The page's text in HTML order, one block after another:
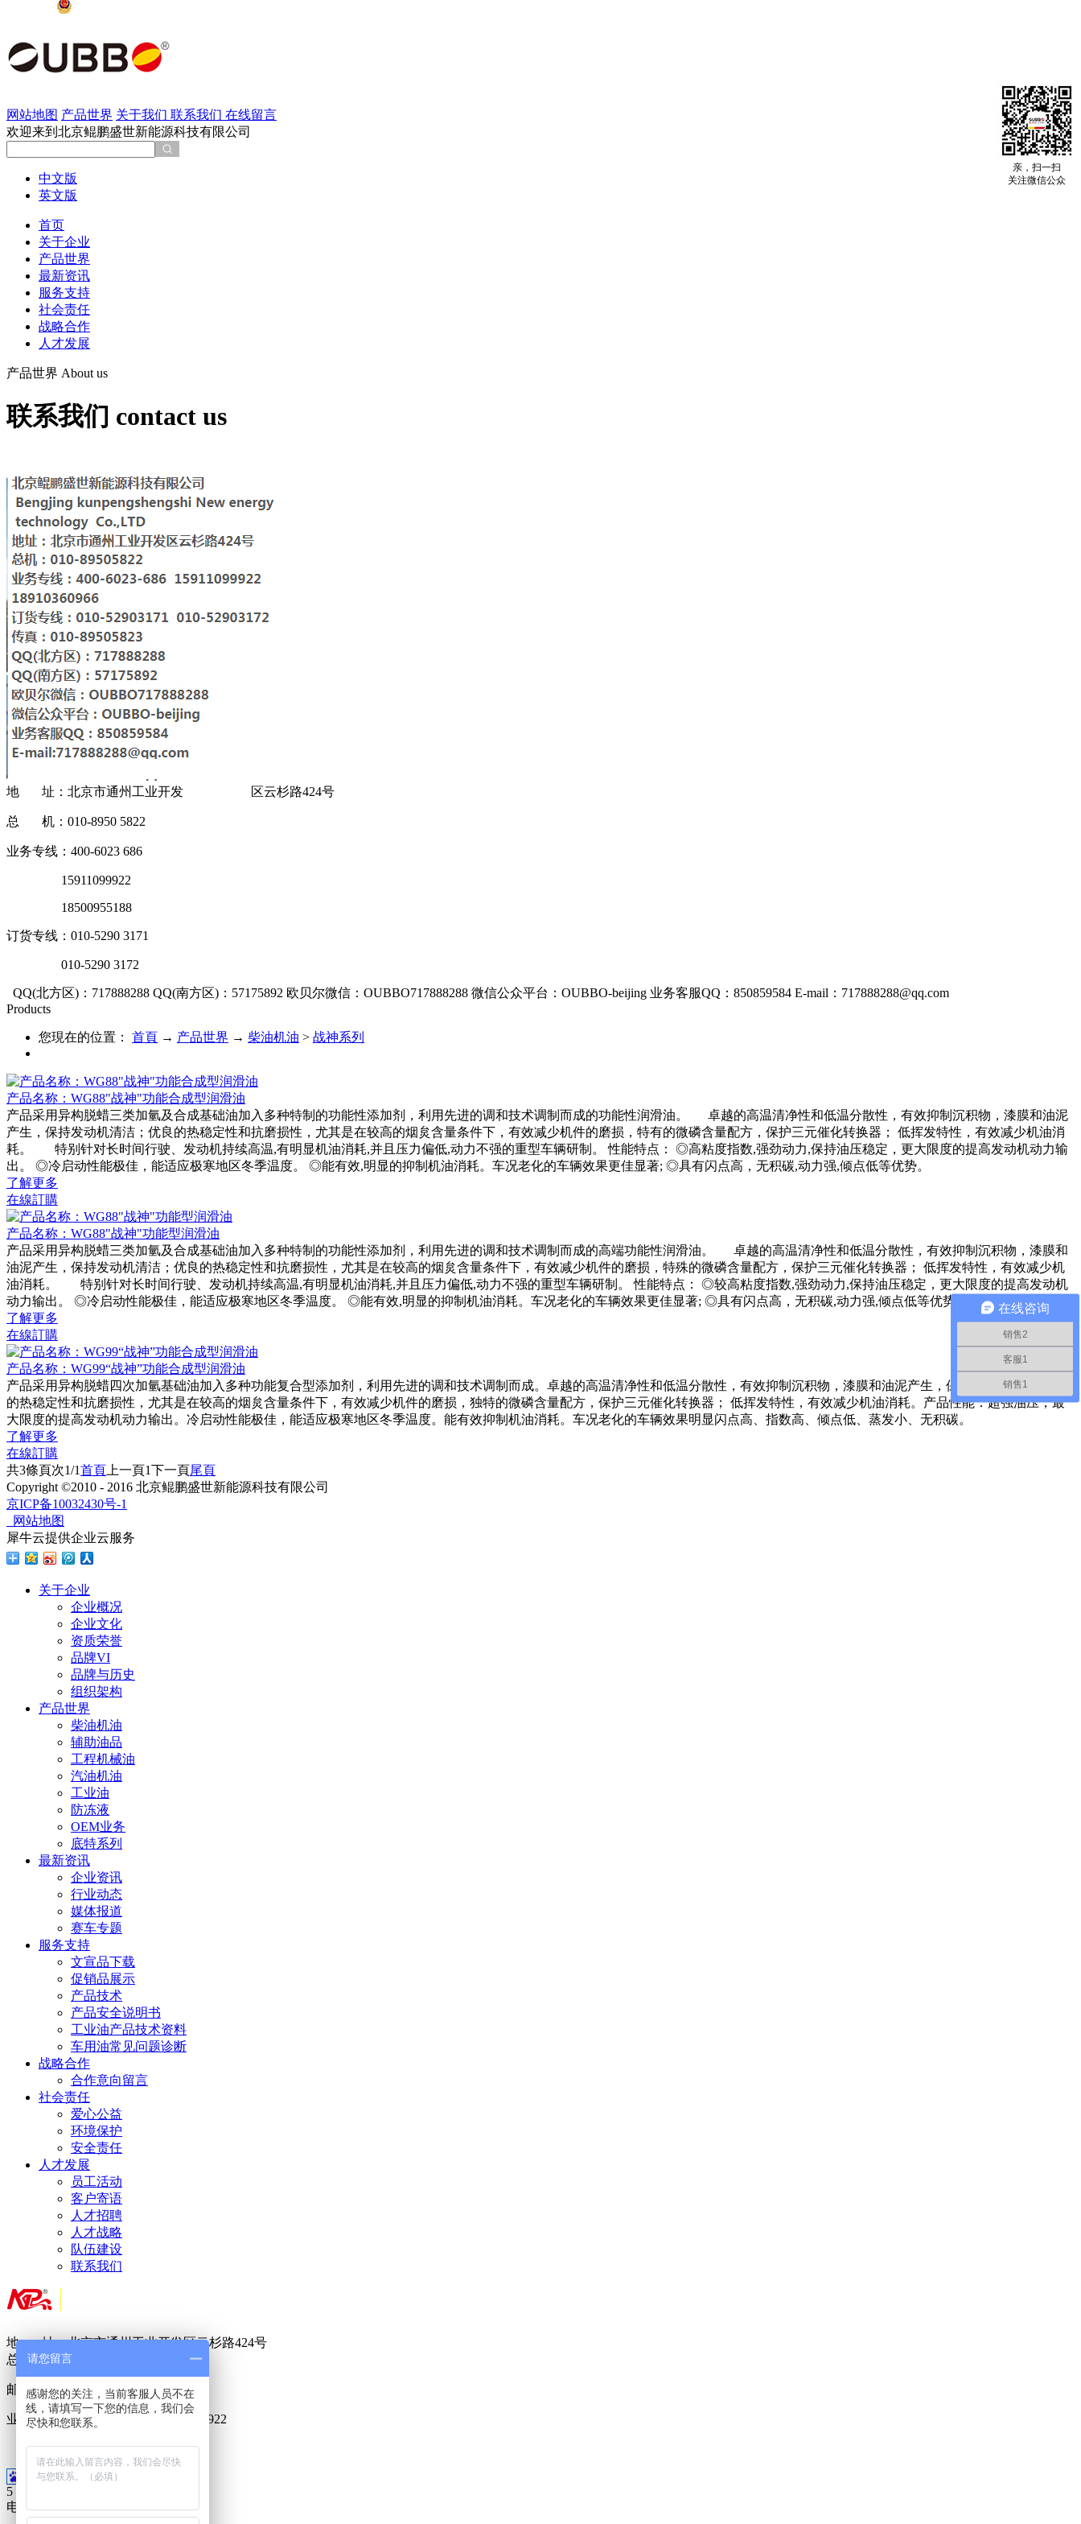
网站地图 产品世界 关于我们 联系我们 在线留言
欢迎来到北京鲲鹏盛世新能源科技有限公司
中文版
英文版
首页
关于企业
产品世界
最新资讯
服务支持
社会责任
战略合作
人才发展
产品世界 About us
联系我们 contact us
地 址：北京市通州工业开发 区云杉路424号
总 机：010-8950 5822
业务专线：400-6023 686
15911099922
18500955188
订货专线：010-5290 3171
010-5290 3172
QQ(北方区)：717888288 QQ(南方区)：57175892 欧贝尔微信：OUBBO717888288 微信公众平台：OUBBO-beijing 业务客服QQ：850859584 E-mail： 717888288@qq.com
Products
您現在的位置： 首頁 → 产品世界 → 柴油机油 > 战神系列
产品名称：WG88"战神"功能合成型润滑油
产品采用异构脱蜡三类加氫及合成基础油加入多种特制的功能性添加剂，利用先进的调和技术调制而成的功能性润滑油。 卓越的高温清净性和低温分散性，有效抑制沉积物，漆膜和油泥
产生，保持发动机清洁；优良的热稳定性和抗磨损性，尤其是在较高的烟炱含量条件下，有效减少机件的磨损，特有的微磷含量配方，保护三元催化转换器； 低挥发特性，有效减少机油消
耗。 特别针对长时间行驶、发动机持续高温,有明显机油消耗,并且压力偏低,动力不强的重型车辆研制。 性能特点： ◎高粘度指数,强劲动力,保持油压稳定，更大限度的提高发动机动力输
出。 ◎冷启动性能极佳，能适应极寒地区冬季温度。 ◎能有效,明显的抑制机油消耗。车况老化的车辆效果更佳显著; ◎具有闪点高，无积碳,动力强,倾点低等优势。
了解更多
在線訂購
产品名称：WG88"战神"功能型润滑油
产品采用异构脱蜡三类加氫及合成基础油加入多种特制的功能性添加剂，利用先进的调和技术调制而成的高端功能性润滑油。 卓越的高温清净性和低温分散性，有效抑制沉积物，漆膜和
油泥产生，保持发动机清洁；优良的热稳定性和抗磨损性，尤其是在较高的烟炱含量条件下，有效减少机件的磨损，特殊的微磷含量配方，保护三元催化转换器； 低挥发特性，有效减少机
油消耗。 特别针对长时间行驶、发动机持续高温,有明显机油消耗,并且压力偏低,动力不强的重型车辆研制。 性能特点： ◎较高粘度指数,强劲动力,保持油压稳定，更大限度的提高发动机
动力输出。 ◎冷启动性能极佳，能适应极寒地区冬季温度。 ◎能有效,明显的抑制机油消耗。车况老化的车辆效果更佳显著; ◎具有闪点高，无积碳,动力强,倾点低等优势。
了解更多
在線訂購
产品名称：WG99“战神”功能合成型润滑油
产品采用异构脱蜡四次加氫基础油加入多种功能复合型添加剂，利用先进的调和技术调制而成。卓越的高温清净性和低温分散性，有效抑制沉积物，漆膜和油泥产生，保持发动机清洁；优良
的热稳定性和抗磨损性，尤其是在较高的烟炱含量条件下，有效减少机件的磨损，独特的微磷含量配方，保护三元催化转换器； 低挥发特性，有效减少机油消耗。产品性能：超强油压，最
大限度的提高发动机动力输出。冷启动性能极佳，能适应极寒地区冬季温度。能有效抑制机油消耗。车况老化的车辆效果明显闪点高、指数高、倾点低、蒸发小、无积碳。
了解更多
在線訂購
共3條頁次1/1首頁 上一頁1下一頁尾頁
Copyright ©2010 - 2016 北京鲲鹏盛世新能源科技有限公司
京ICP备10032430号-1
网站地图
犀牛云提供企业云服务
关于企业
企业概况
企业文化
资质荣誉
品牌VI
品牌与历史
组织架构
产品世界
柴油机油
辅助油品
工程机械油
汽油机油
工业油
防冻液
OEM业务
底特系列
最新资讯
企业资讯
行业动态
媒体报道
赛车专题
服务支持
文宣品下载
促销品展示
产品技术
产品安全说明书
工业油产品技术资料
车用油常见问题诊断
战略合作
合作意向留言
社会责任
爱心公益
环境保护
安全责任
人才发展
员工活动
客户寄语
人才招聘
人才战略
队伍建设
联系我们
地 址：北京市通州工业开发区云杉路424号
总 机：010-
邮 箱：717888288@qq.com
业务专线：400-6023-686 15911099922
18500955188
亲，扫一扫
关注微信公众
5
电话
在线咨询
销售2
客服1
销售1
请您留言
感谢您的关注，当前客服人员不在
线，请填写一下您的信息，我们会
尽快和您联系。